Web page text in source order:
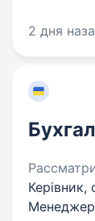
2 дня
Керівник,
Менеджер